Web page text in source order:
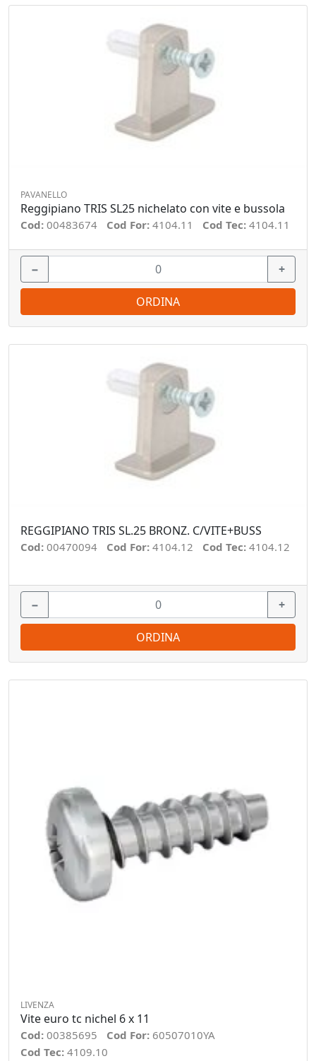
PAVANELLO
Reggipiano TRIS SL25 nichelato con vite e bussola
Cod: 00483674 Cod For: 4104.11 Cod Tec: 4104.11
− +
ORDINA
REGGIPIANO TRIS SL.25 BRONZ. C/VITE+BUSS
Cod: 00470094 Cod For: 4104.12 Cod Tec: 4104.12
− +
ORDINA
LIVENZA
Vite euro tc nichel 6 x 11
Cod: 00385695 Cod For: 60507010YA
Cod Tec: 4109.10